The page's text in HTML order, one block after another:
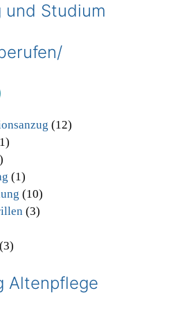
und Studium
(12)
(1)
(10)
(3)
(3)
Altenpflege